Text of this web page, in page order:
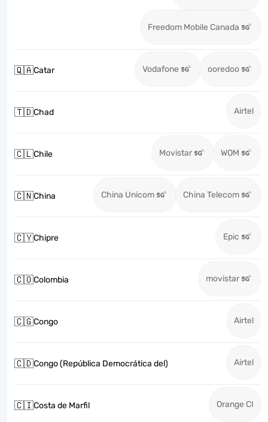
Freedom Mobile Canada
🇶🇦Catar Vodafone ooredoo
🇹🇩Chad Airtel
🇨🇱Chile Movistar WOM
🇨🇳China China Unicom China Telecom
🇨🇾Chipre Epic
🇨🇴Colombia movistar
🇨🇬Congo Airtel
🇨🇩Congo (República Democrática del) Airtel
🇨🇮Costa de Marfil Orange CI